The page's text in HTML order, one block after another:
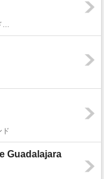
アメリカ / ノースダコタ州 / グランド・フォークス
ド
Guadalajara